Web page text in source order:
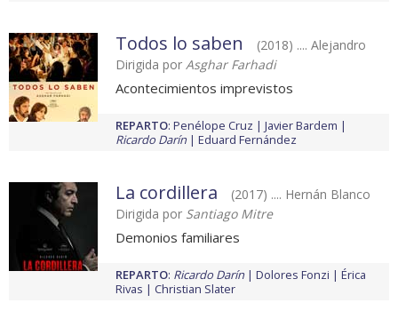
Todos lo saben
(2018) .... Alejandro
Dirigida por Asghar Farhadi
Acontecimientos imprevistos
REPARTO: Penélope Cruz
Javier Bardem
Ricardo Darín
Eduard Fernández
La cordillera
(2017) .... Hernán Blanco
Dirigida por Santiago Mitre
Demonios familiares
REPARTO: Ricardo Darín Dolores Fonzi
Érica
Rivas
Christian Slater